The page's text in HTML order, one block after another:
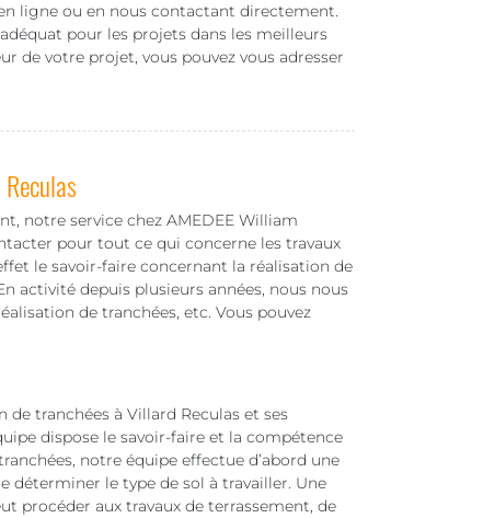
ligne ou en nous contactant directement.
pour les projets dans les meilleurs
de votre projet, vous pouvez vous adresser
notre service chez AMEDEE William
pour tout ce qui concerne les travaux
le savoir-faire concernant la réalisation de
activité depuis plusieurs années, nous nous
de tranchées, etc. Vous pouvez
tranchées à Villard Reculas et ses
dispose le savoir-faire et la compétence
notre équipe effectue d’abord une
déterminer le type de sol à travailler. Une
procéder aux travaux de terrassement, de